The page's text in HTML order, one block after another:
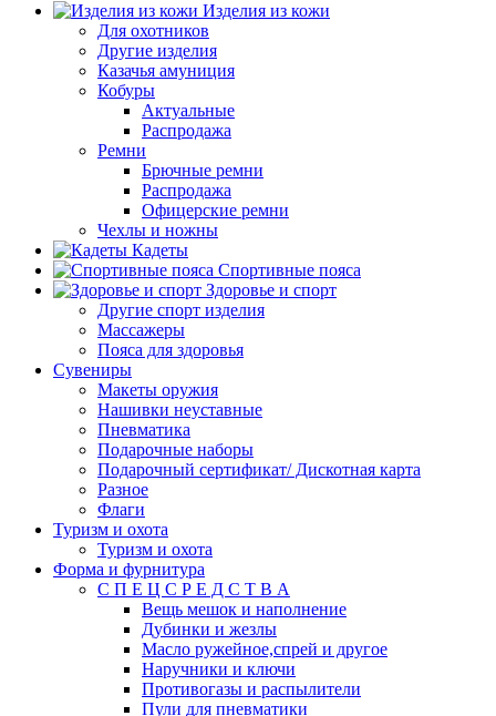
Изделия из кожи
Для охотников
Другие изделия
Казачья амуниция
Кобуры
Актуальные
Распродажа
Ремни
Брючные ремни
Распродажа
Офицерские ремни
Чехлы и ножны
Кадеты
Спортивные пояса
Здоровье и спорт
Другие спорт изделия
Массажеры
Пояса для здоровья
Сувениры
Макеты оружия
Нашивки неуставные
Пневматика
Подарочные наборы
Подарочный сертификат/ Дискотная карта
Разное
Флаги
Туризм и охота
Туризм и охота
Форма и фурнитура
С П Е Ц С Р Е Д С Т В А
Вещь мешок и наполнение
Дубинки и жезлы
Масло ружейное,спрей и другое
Наручники и ключи
Противогазы и распылители
Пули для пневматики